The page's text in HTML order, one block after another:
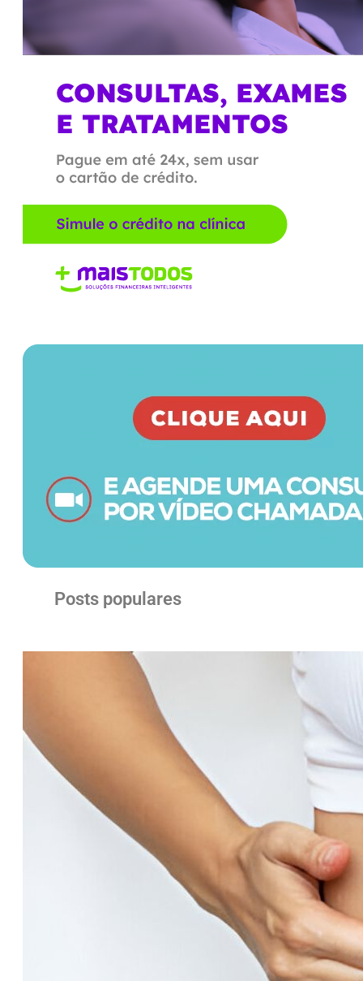
Posts populares